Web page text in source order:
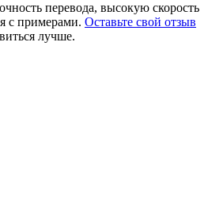
перевода, высокую скорость
с примерами. Оставьте свой отзыв
лучше.